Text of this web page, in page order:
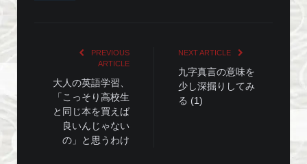
PREVIOUS
ARTICLE
大人の英語学習、
「こっそり高校生
と同じ本を買えば
良いんじゃない
の」と思うわけ
NEXT ARTICLE
九字真言の意味を
少し深掘りしてみ
る (1)